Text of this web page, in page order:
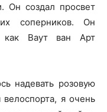
Он создал просвет
соперников. Он
как Ваут ван Арт
надевать розовую
я очень